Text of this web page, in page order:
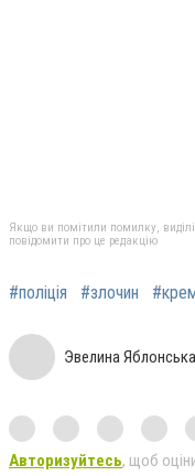
Якщо ви помітили помилку,
повідомити про це редакцію
#поліція #злочин
Эвелина Яблонська
Авторизуйтесь, щоб